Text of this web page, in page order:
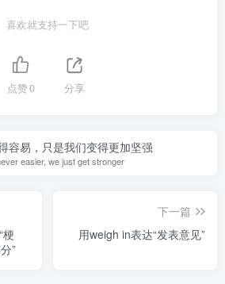
喜欢就支持一下吧
点赞0 分享
容易，只是我们变得更加坚强
easier, we just get stronger
”
下一篇
用weigh in表达“发表意见”